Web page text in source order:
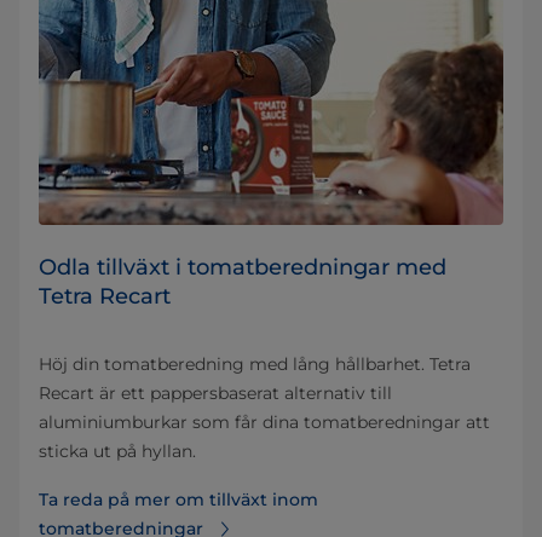
Odla tillväxt i tomatberedningar med
Tetra Recart
Höj din tomatberedning med lång hållbarhet. Tetra
Recart är ett pappersbaserat alternativ till
aluminiumburkar som får dina tomatberedningar att
sticka ut på hyllan.
Ta reda på mer om tillväxt inom
tomatberedningar